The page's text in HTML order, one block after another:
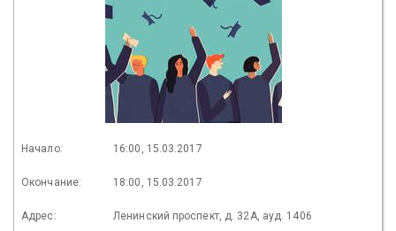
Начало: 16:00, 15.03.2017
Окончание: 18:00, 15.03.2017
Адрес: Ленинский проспект, д. 32А, ауд. 1406